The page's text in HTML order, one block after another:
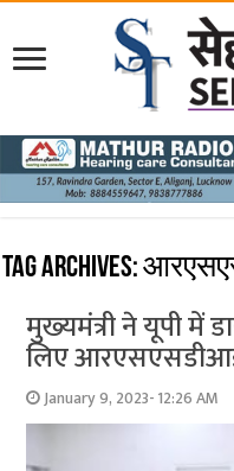
Tag Archives:
मुख्‍यमंत्री ने यूपी में
लिए
January 9, 2023- 12:26 AM